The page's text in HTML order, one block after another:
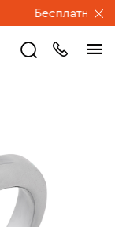
Бесплатная